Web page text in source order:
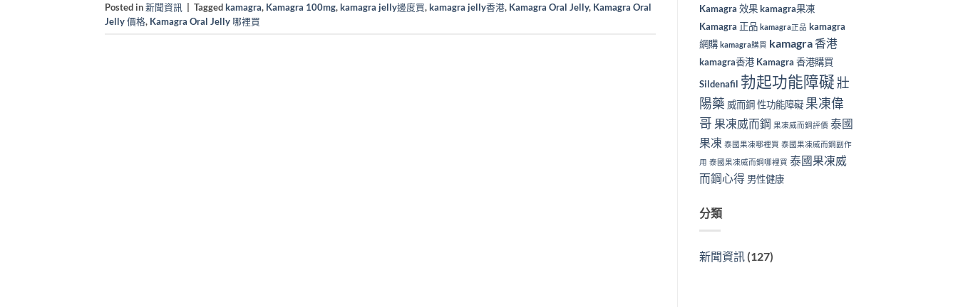
Posted in新聞資訊 Taggedkamagra, Kamagra 100mg,kamagra jelly邊度買,kamagra jelly香港, Kamagra Oral Jelly, Kamagra Oral
Jelly 價格, Kamagra Oral Jelly 哪裡買
Kamagra 效果 kamagra果凍
Kamagra 正品 kamagra正品 kamagra
網購 kamagra購買 kamagra 香港
kamagra香港 Kamagra 香港購買
Sildenafil 勃起功能障礙壯
陽藥 威而鋼 性功能障礙 果凍偉
哥 果凍威而鋼 果凍威而鋼評價 泰國
果凍 泰國果凍哪裡買 泰國果凍威而鋼副作
用 泰國果凍威而鋼哪裡買 泰國果凍威
而鋼心得 男性健康
分類
新聞資訊(127)